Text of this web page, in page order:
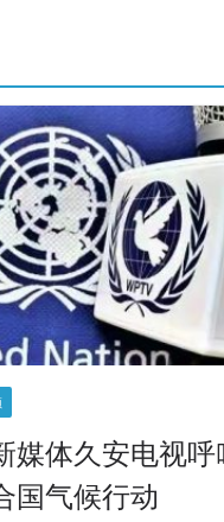
媒体久安电视
国气候行动